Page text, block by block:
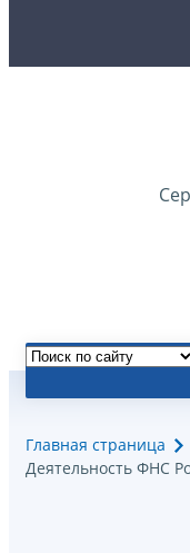
Главная страница
Деятельность ФНС